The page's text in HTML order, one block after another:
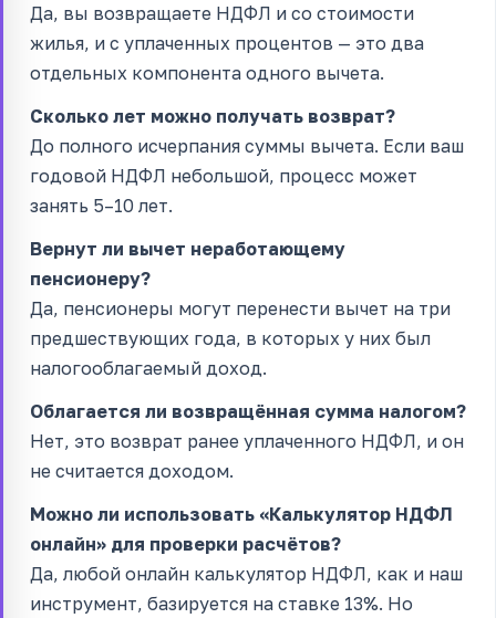
Да, вы возвращаете НДФЛ и со стоимости
жилья, и с уплаченных процентов — это два
отдельных компонента одного вычета.
Сколько лет можно получать возврат?
До полного исчерпания суммы вычета. Если ваш
годовой НДФЛ небольшой, процесс может
занять 5–10 лет.
Вернут ли вычет неработающему
пенсионеру?
Да, пенсионеры могут перенести вычет на три
предшествующих года, в которых у них был
налогооблагаемый доход.
Облагается ли возвращённая сумма налогом?
Нет, это возврат ранее уплаченного НДФЛ, и он
не считается доходом.
Можно ли использовать «Калькулятор НДФЛ
онлайн» для проверки расчётов?
Да, любой онлайн калькулятор НДФЛ, как и наш
инструмент, базируется на ставке 13%. Но